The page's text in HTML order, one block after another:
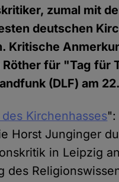
zumal mit
deutschen
Kritische
für "Tag für
(DLF) am
Kirchenhasses":
Horst Junginger
in Leipzig
des